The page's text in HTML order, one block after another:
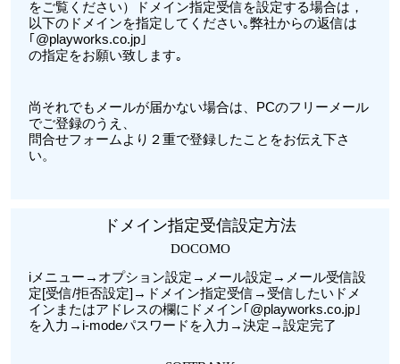
をご覧ください）ドメイン指定受信を設定する場合は，
以下のドメインを指定してください｡弊社からの返信は
｢@playworks.co.jp｣
の指定をお願い致します｡
尚それでもメールが届かない場合は、PCのフリーメール
でご登録のうえ、
問合せフォームより２重で登録したことをお伝え下さ
い。
ドメイン指定受信設定方法
DOCOMO
iメニュー→オプション設定→メール設定→メール受信設
定[受信/拒否設定]→ドメイン指定受信→受信したいドメ
インまたはアドレスの欄にドメイン｢@playworks.co.jp｣
を入力→i-modeパスワードを入力→決定→設定完了